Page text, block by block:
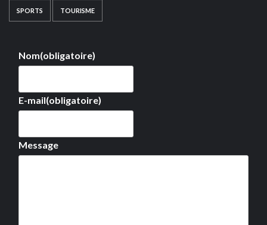
SPORTS TOURISME
Nom(obligatoire)
E-mail(obligatoire)
Message